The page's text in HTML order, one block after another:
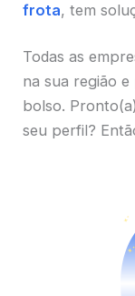
frota, tem
Todas as
na sua região
bolso.
seu perfil?